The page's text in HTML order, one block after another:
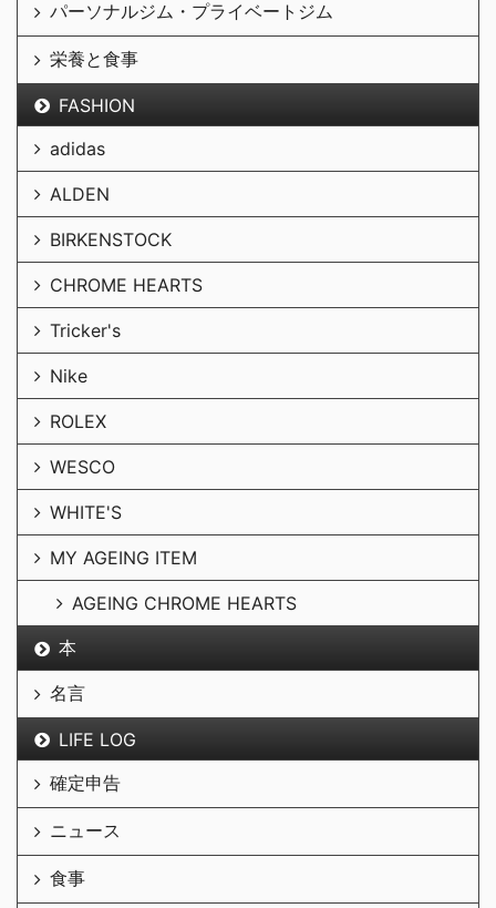
パーソナルジム・プライベートジム
栄養と食事
FASHION
adidas
ALDEN
BIRKENSTOCK
CHROME HEARTS
Tricker's
Nike
ROLEX
WESCO
WHITE'S
MY AGEING ITEM
AGEING CHROME HEARTS
本
名言
LIFE LOG
確定申告
ニュース
食事